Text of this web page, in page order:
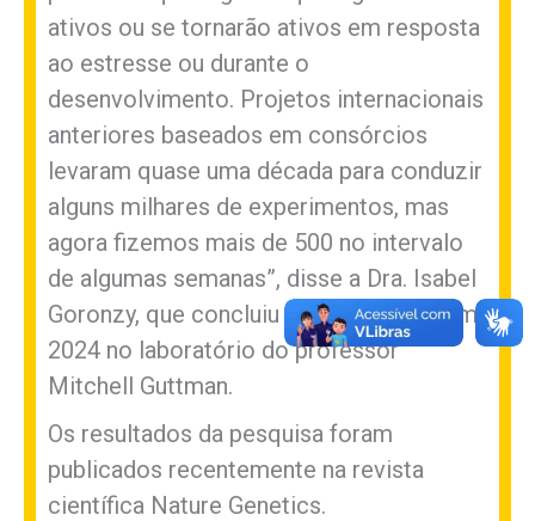
ativos ou se tornarão ativos em resposta
ao estresse ou durante o
desenvolvimento. Projetos internacionais
anteriores baseados em consórcios
levaram quase uma década para conduzir
alguns milhares de experimentos, mas
agora fizemos mais de 500 no intervalo
de algumas semanas”, disse a Dra. Isabel
Goronzy, que concluiu seu doutorado em
2024 no laboratório do professor
Mitchell Guttman.
Os resultados da pesquisa foram
publicados recentemente na revista
científica Nature Genetics.